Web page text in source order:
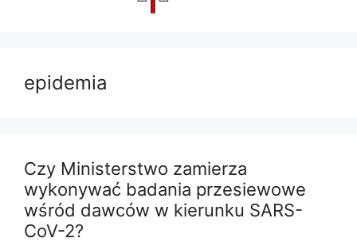
epidemia
Czy Ministerstwo zamierza
wykonywać badania przesiewowe
wśród dawców w kierunku SARS-
CoV-2?